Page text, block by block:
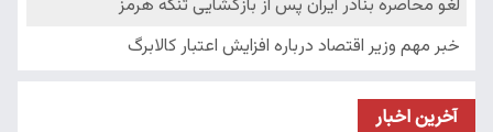
آخرین اخبار